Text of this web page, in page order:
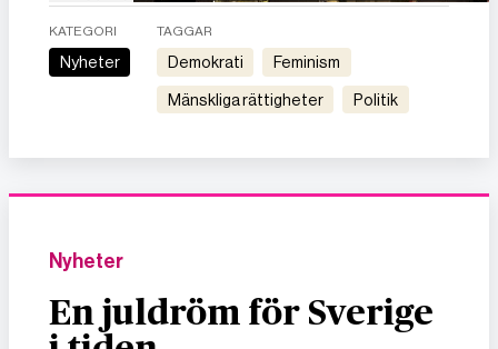
KATEGORI
Nyheter
TAGGAR
demokrati feminism
mänskliga rättigheter politik
Nyheter
En juldröm för Sverige